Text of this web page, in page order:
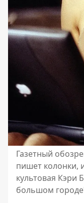
Газетный
пишет колонки,
культовая Кэри
большом